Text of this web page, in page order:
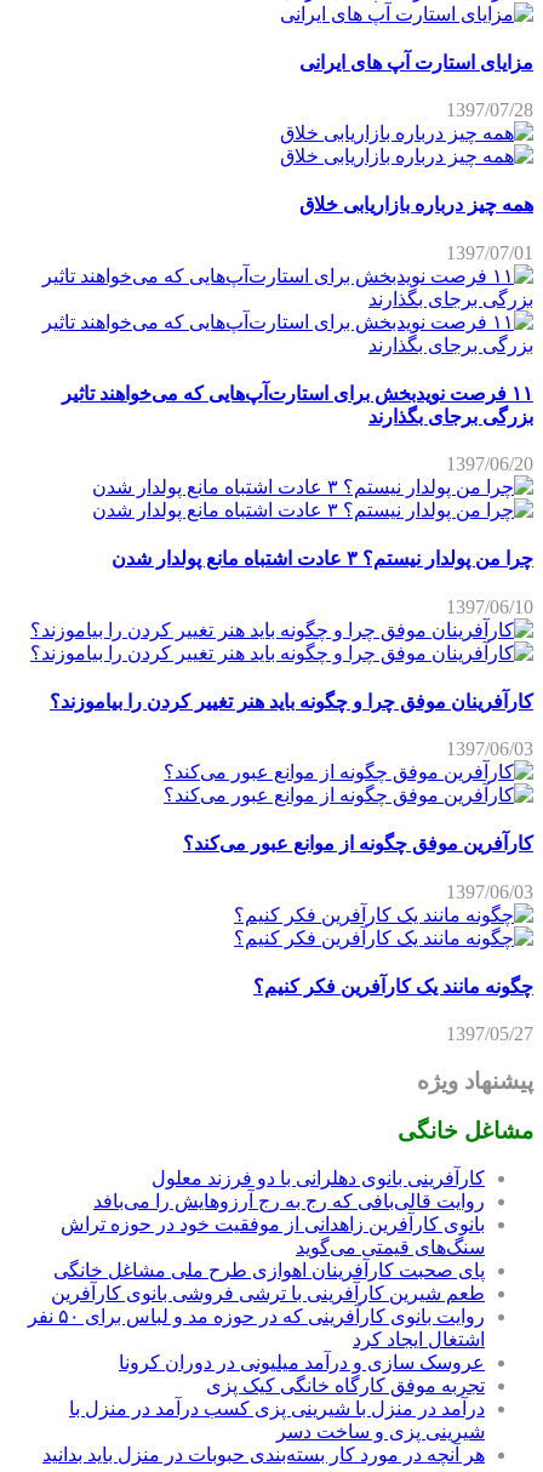
مزایای استارت آپ های ایرانی
1397/07/28
همه چیز درباره بازاریابی خلاق
1397/07/01
۱۱ فرصت نویدبخش برای استارت‌آپ‌هایی که می‌خواهند تاثیر
بزرگی برجای بگذارند
1397/06/20
چرا من پولدار نیستم؟ ۳ عادت اشتباه مانع پولدار شدن
1397/06/10
کارآفرینان موفق چرا و چگونه باید هنر تغییر کردن را بیاموزند؟
1397/06/03
کارآفرین موفق چگونه از موانع عبور می‌کند؟
1397/06/03
چگونه مانند یک کارآفرین فکر کنیم؟
1397/05/27
پیشنهاد ویژه
مشاغل خانگی
کارآفرینی بانوی دهلرانی با دو فرزند معلول
روایت قالی‌بافی که رج به رج آرزوهایش را می‌بافد
بانوی کارآفرین زاهدانی از موفقیت خود در حوزه تراش
سنگ‌های قیمتی می‌گوید
پای صحبت کارآفرینان اهوازی طرح ملی مشاغل خانگی
طعم شیرین کارآفرینی با ترشی فروشی بانوی کارآفرین
روایت بانوی کارآفرینی که در حوزه مد و لباس برای ۵۰ نفر
اشتغال ایجاد کرد
عروسک سازی و درآمد میلیونی در دوران کرونا
تجربه موفق کارگاه خانگی کیک پزی
درآمد در منزل با شیرینی پزی کسب درآمد در منزل با
شیرینی پزی و ساخت دسر
هر آنچه در مورد کار بسته‌بندی حبوبات در منزل باید بدانید